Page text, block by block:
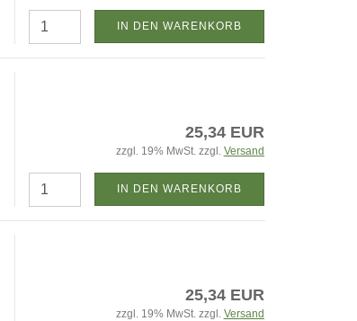
IN DEN WARENKORB
25,34 EUR
zzgl. 19% MwSt. zzgl. Versand
IN DEN WARENKORB
25,34 EUR
zzgl. 19% MwSt. zzgl. Versand